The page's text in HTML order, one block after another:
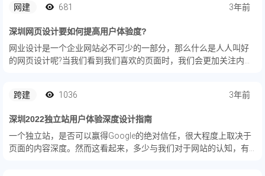
网建
681 3年前
深圳网页设计要如何提高用户体验度?
网业设计是一个企业网站必不可少的一部分，那么什么是人人叫好
的网页设计呢?当我们看到我们喜欢的页面时，我们会更加关注内
的小编就...
跨建 1036 3年前
深圳2022独立站用户体验深度设计指南
一个独立站，是否可以赢得Google的绝对信任，很大程度上取决于
页面的内容深度。然而这看起来，多少与我们对于网站的认知，有